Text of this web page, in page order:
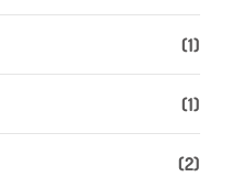
(1)
(1)
(2)